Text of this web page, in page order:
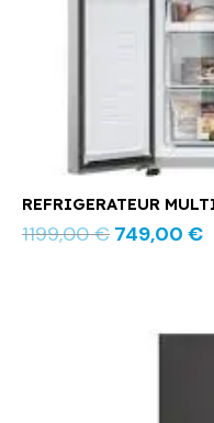
REFRIGERATEUR
1199,00€ 749,00 €